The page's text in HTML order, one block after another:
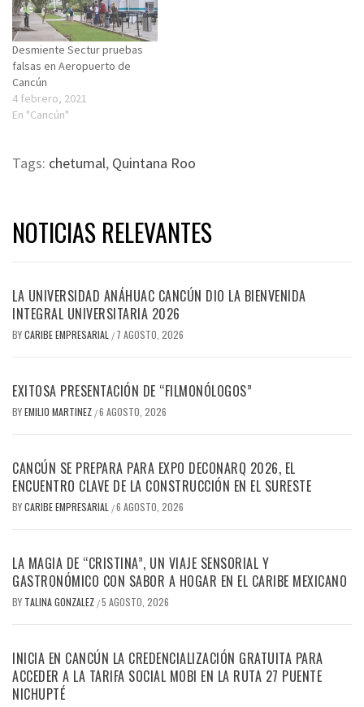
Desmiente Sectur pruebas
falsas en Aeropuerto de
Cancún
4 febrero, 2021
En "Cancún"
Tags: chetumal, Quintana Roo
NOTICIAS RELEVANTES
LA UNIVERSIDAD ANÁHUAC CANCÚN DIO LA BIENVENIDA
INTEGRAL UNIVERSITARIA 2026
BYCARIBE EMPRESARIAL / 7 AGOSTO, 2026
EXITOSA PRESENTACIÓN DE “FILMONÓLOGOS”
BYEMILIO MARTINEZ /6 AGOSTO, 2026
CANCÚN SE PREPARA PARA EXPO DECONARQ 2026, EL
ENCUENTRO CLAVE DE LA CONSTRUCCIÓN EN EL SURESTE
BYCARIBE EMPRESARIAL /6 AGOSTO, 2026
LA MAGIA DE “CRISTINA”, UN VIAJE SENSORIAL Y
GASTRONÓMICO CON SABOR A HOGAR EN EL CARIBE MEXICANO
BY TALINA GONZALEZ /5 AGOSTO, 2026
INICIA EN CANCÚN LA CREDENCIALIZACIÓN GRATUITA PARA
ACCEDER A LA TARIFA SOCIAL MOBI EN LA RUTA 27 PUENTE
NICHUPTÉ